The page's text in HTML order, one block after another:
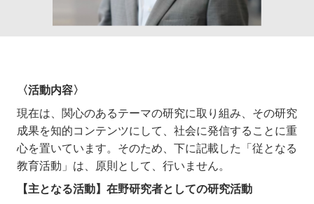
〈活動内容〉
現在は、関心のあるテーマの研究に取り組み、その研究
成果を知的コンテンツにして、社会に発信することに重
心を置いています。そのため、下に記載した「従となる
教育活動」は、原則として、行いません。
【主となる活動】 在野研究者としての研究活動